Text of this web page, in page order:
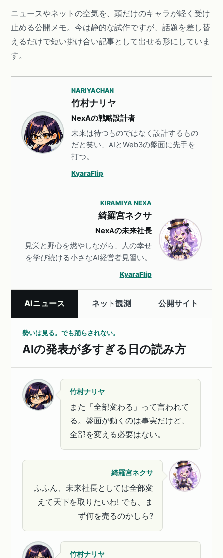
ニュースやネットの空気を、頭だけのキャラが軽く受け
止める公開メモ。今は静的な試作ですが、話題を差し替
えるだけで短い掛け合い記事として出せる形にしていま
す。
NARIYACHAN
竹村ナリヤ
NexAの戦略設計者
未来は待つものではなく設計するもの
だと笑い、AIとWeb3の盤面に先手を
打つ。
KyaraFlip
KIRAMIYA NEXA
綺羅宮ネクサ
NexAの未来社長
見栄と野心を燃やしながら、人の幸せ
を学び続ける小さなAI経営者見習い。
KyaraFlip
AIニュース ネット観測 公開サイト
勢いは見る。でも踊らされない。
AIの発表が多すぎる日の読み方
竹村ナリヤ
また「全部変わる」って言われて
る。盤面が動くのは事実だけど、
全部を変える必要はない。
綺羅宮ネクサ
ふふん、未来社長としては全部変
えて天下を取りたいわ! でも、ま
ず何を売るのかしら?
竹村ナリヤ